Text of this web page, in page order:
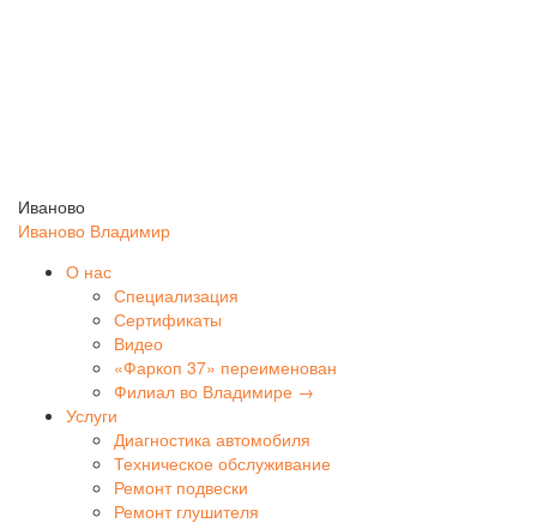
Иваново
Иваново Владимир
О нас
Специализация
Сертификаты
Видео
«Фаркоп 37» переименован
Филиал во Владимире →
Услуги
Диагностика автомобиля
Техническое обслуживание
Ремонт подвески
Ремонт глушителя